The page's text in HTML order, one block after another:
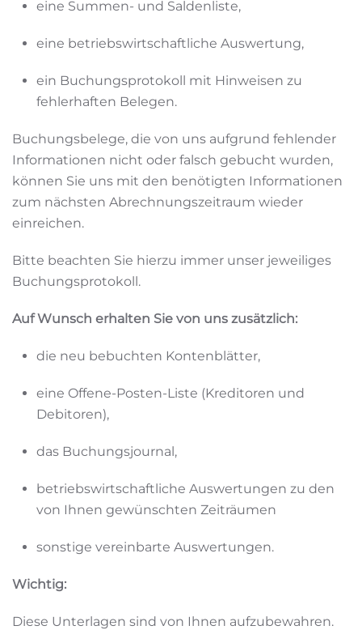
eine Summen- und Saldenliste,
eine betriebswirtschaftliche Auswertung,
ein Buchungsprotokoll mit Hinweisen zu
fehlerhaften Belegen.
Buchungsbelege, die von uns aufgrund fehlender
Informationen nicht oder falsch gebucht wurden,
können Sie uns mit den benötigten Informationen
zum nächsten Abrechnungszeitraum wieder
einreichen.
Bitte beachten Sie hierzu immer unser jeweiliges
Buchungsprotokoll.
Auf Wunsch erhalten Sie von uns zusätzlich:
die neu bebuchten Kontenblätter,
eine Offene-Posten-Liste (Kreditoren und
Debitoren),
das Buchungsjournal,
betriebswirtschaftliche Auswertungen zu den
von Ihnen gewünschten Zeiträumen
sonstige vereinbarte Auswertungen.
Wichtig:
Diese Unterlagen sind von Ihnen aufzubewahren.